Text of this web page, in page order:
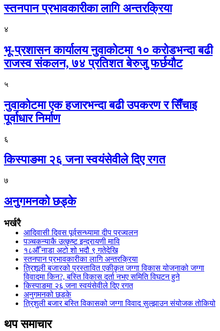
स्तनपान प्रभावकारीका लागि अन्तरक्रिया
४
भू-प्रशासन कार्यालय नुवाकोटमा १० करोडभन्दा बढी
राजस्व संकलन, ७४ प्रतिशत बेरुजु फर्छयौट
५
नुवाकोटमा एक हजारभन्दा बढी उपकरण र सिँचाइ
पूर्वाधार निर्माण
६
किस्पाङमा २६ जना स्वयंसेवीले दिए रगत
७
अनुगमनको छड्के
भर्खरै
आदिवासी दिवस पूर्वसन्ध्यामा दीप प्रज्वलन
पञ्चकन्याकै उत्कृष्ट इन्द्रायणी मावि
१८औँ नाडा अटो शो भदौ ९ गतेदेखि
स्तनपान प्रभावकारीका लागि अन्तरक्रिया
त्रिशूली बजारको प्रस्तावित एकीकृत जग्गा विकास योजनाको जग्गा
विवादमा किन?, बस्ति विकास दर्ता नभए समिति विघटन हुने
किस्पाङमा २६ जना स्वयंसेवीले दिए रगत
अनुगमनको छड्के
त्रिशुली बजार बस्ति विकासको जग्गा विवाद सुल्झाउन संयोजक तोकियो
थप समाचार